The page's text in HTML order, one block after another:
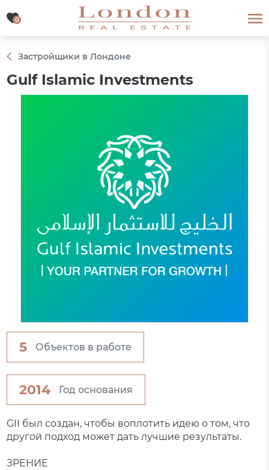
0
0
Застройщики в Лондоне
Gulf Islamic Investments
5 Объектов в работе
2014 Год основания
GII был создан, чтобы воплотить идею о том, что
другой подход может дать лучшие результаты.
ЗРЕНИЕ